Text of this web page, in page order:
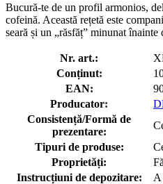
Bucură-te de un profil armonios,
cofeină. Această rețetă este
seară și un „răsfăț” minunat înainte
Nr. art.:
Conținut:
EAN:
Producator:
Consistență/Formă de
prezentare:
Tipuri de produse:
Proprietăți:
Instrucțiuni de depozitare:
A